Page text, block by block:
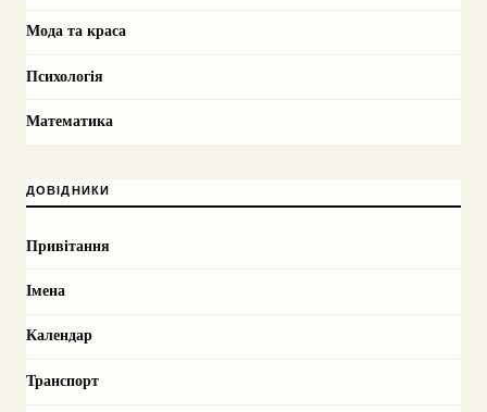
Мода та краса
Психологія
Математика
ДОВІДНИКИ
Привітання
Імена
Календар
Транспорт